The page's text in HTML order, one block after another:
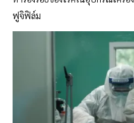
ฟูจิฟิล์ม